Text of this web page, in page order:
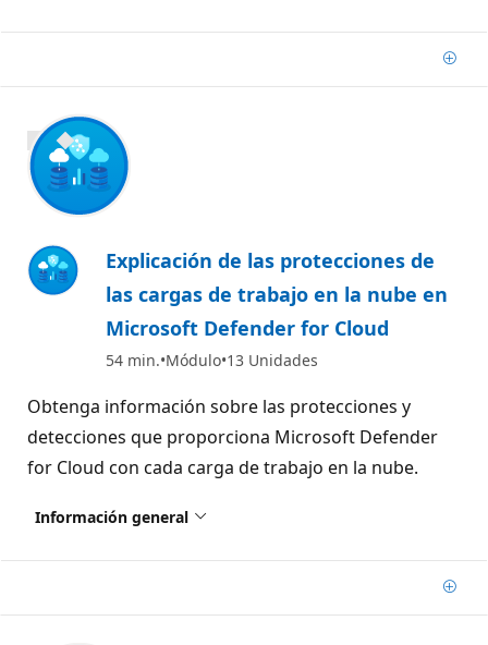
1400 XP
Explicación de las protecciones de
las cargas de trabajo en la nube en
Microsoft Defender for Cloud
54 min. Módulo 13 Unidades
Obtenga información sobre las protecciones y
detecciones que proporciona Microsoft Defender
for Cloud con cada carga de trabajo en la nube.
Información general